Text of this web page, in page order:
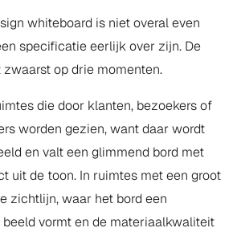
whiteboard is niet overal even
specificatie eerlijk over zijn. De
op drie momenten.
die door klanten, bezoekers of
worden gezien, want daar wordt
en valt een glimmend bord met
uit de toon. In ruimtes met een groot
zichtlijn, waar het bord een
vormt en de materiaalkwaliteit